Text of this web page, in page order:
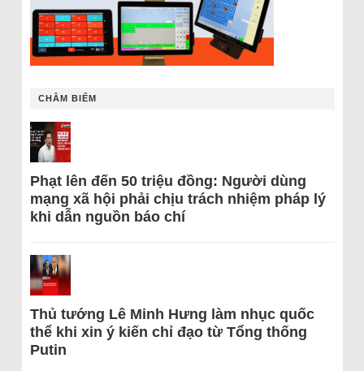
CHÂM BIẾM
Phạt lên đến 50 triệu đồng: Người dùng
mạng xã hội phải chịu trách nhiệm pháp lý
khi dẫn nguồn báo chí
Thủ tướng Lê Minh Hưng làm nhục quốc
thể khi xin ý kiến chỉ đạo từ Tổng thống
Putin